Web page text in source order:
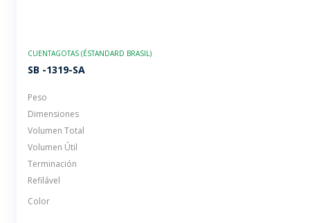
CUENTAGOTAS (ÉSTANDARD BRASIL)
SB -1319-SA
Peso
Dimensiones
Volumen Total
Volumen Útil
Terminación
Refilável
Color